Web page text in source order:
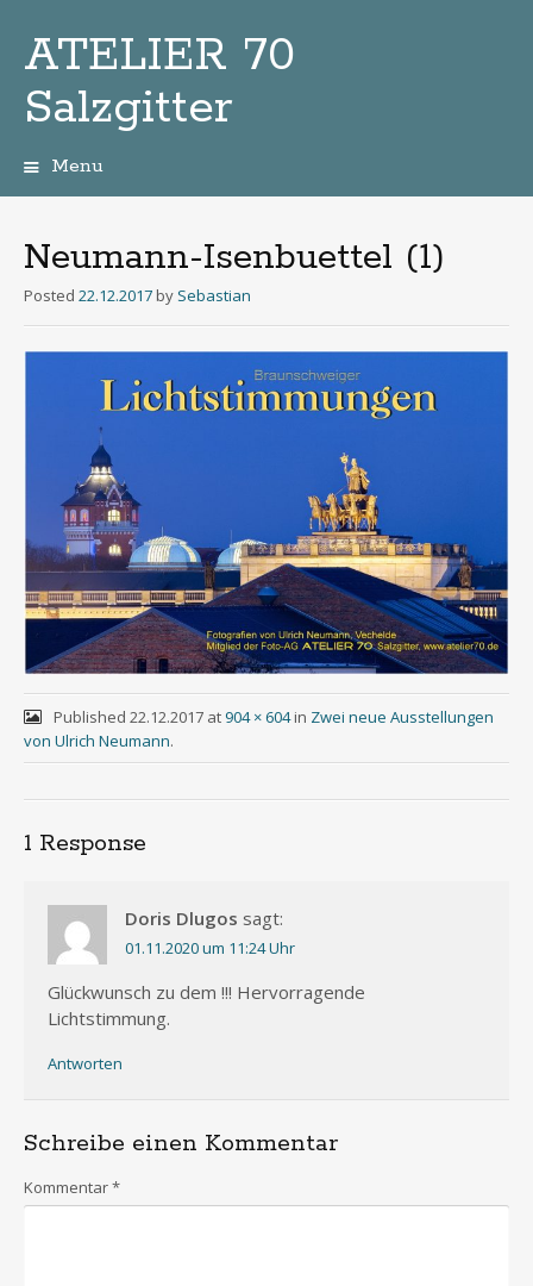
ATELIER 70
Salzgitter
Menu
Neumann-Isenbuettel (1)
Posted 22.12.2017 by Sebastian
Published 22.12.2017at904 × 604in Zwei neue Ausstellungen
von Ulrich Neumann.
1 Response
Doris Dlugos sagt:
01.11.2020 um 11:24 Uhr
Glück­wunsch zu dem !!! Her­vor­ra­gen­de
Lichtstimmung.
Antworten
Schreibe einen Kommentar
Kommentar*